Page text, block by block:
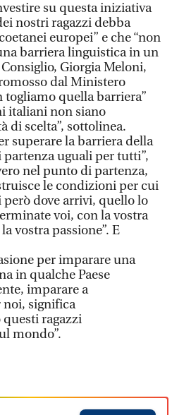
su questa iniziativa
nostri ragazzi debba
europei” e che “non
barriera linguistica in un
Giorgia Meloni,
dal Ministero
togliamo quella barriera”
italiani non siano
di scelta”, sottolinea.
superare la barriera della
uguali per tutti”,
nel punto di partenza,
le condizioni per cui
dove arrivi, quello lo
voi, con la vostra
vostra passione”. E
per imparare una
in qualche Paese
imparare a
noi, significa
ragazzi
mondo”.